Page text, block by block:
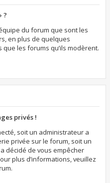
?
du forum que sont les
en plus de quelques
les forums qu’ils modèrent.
privés !
soit un administrateur a
privée sur le forum, soit un
décidé de vous empêcher
plus d’informations, veuillez